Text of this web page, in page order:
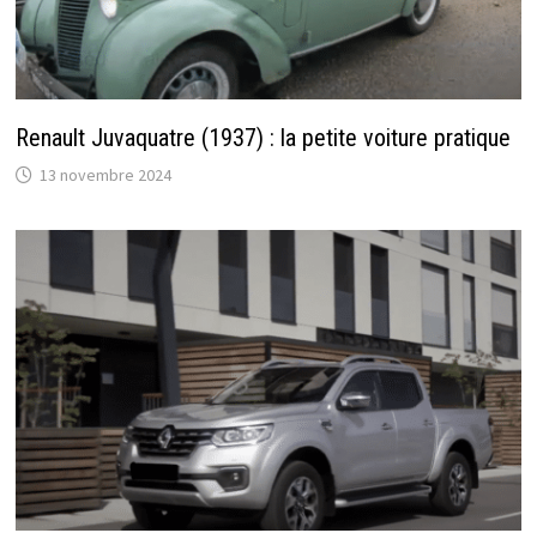
Renault Juvaquatre (1937) : la petite voiture pratique
13 novembre 2024